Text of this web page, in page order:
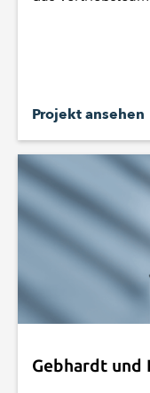
Projekt ansehen
Gebhardt und